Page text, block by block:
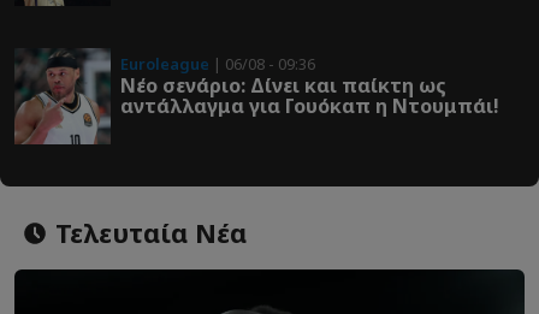
Euroleague | 06/08 - 09:36
Νέο σενάριο: Δίνει και παίκτη ως
αντάλλαγμα για Γουόκαπ η Ντουμπάι!
Τελευταία Νέα